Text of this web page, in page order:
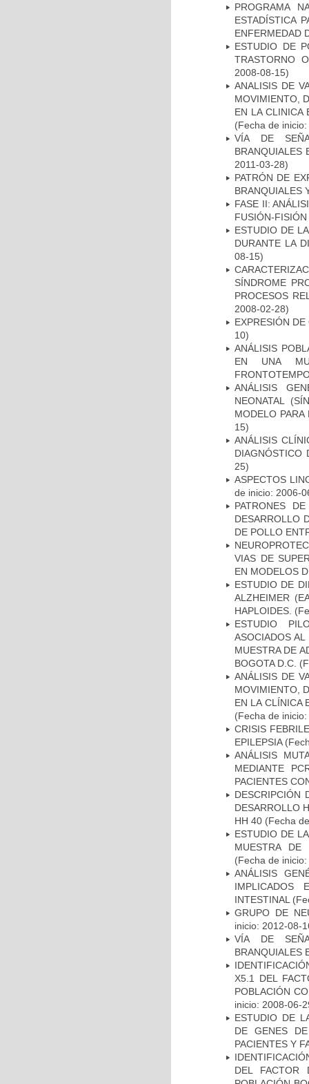
PROGRAMA
ESTADÍSTICA
ENFERMEDAD
ESTUDIO DE
TRASTORNO
2008-08-15)
ANALISIS DE
MOVIMIENTO,
EN LA CLINICA
(Fecha de
VÍA DE
BRANQUIALES
2011-03-28)
PATRÓN DE
BRANQUIALES
FASE II:
FUSIÓN-
ESTUDIO DE
DURANTE LA
08-15)
SÍNDROME
PROCESOS
2008-02-28)
EXPRESIÓN
10)
ANÁLISIS
EN UNA
ANÁLISIS
NEONATAL
MODELO
15)
ANÁLISIS
DIAGNÓSTICO
25)
ASPECTOS
de inicio: 2006-
PATRONES
DESARROLLO
DE POLLO
VIAS DE
EN MODELOS
ESTUDIO DE
ALZHEIMER
HAPLOIDES.
ESTUDIO
ASOCIADOS
MUESTRA DE
BOGOTA D.C.
ANÁLISIS DE
MOVIMIENTO,
EN LA CLÍNICA
(Fecha de
CRISIS
EPILEPSIA
ANÁLISIS
MEDIANTE
PACIENTES
DESCRIPCIÓN
DESARROLLO
HH 40 (Fecha
ESTUDIO DE
MUESTRA DE
(Fecha de
ANÁLISIS
IMPLICADOS
INTESTINAL
GRUPO DE
inicio: 2012-08-
VÍA DE
BRANQUIALES
X5.1 DEL
POBLACIÓN
inicio: 2008-06-
ESTUDIO DE
DE GENES
PACIENTES Y
DEL FACTOR